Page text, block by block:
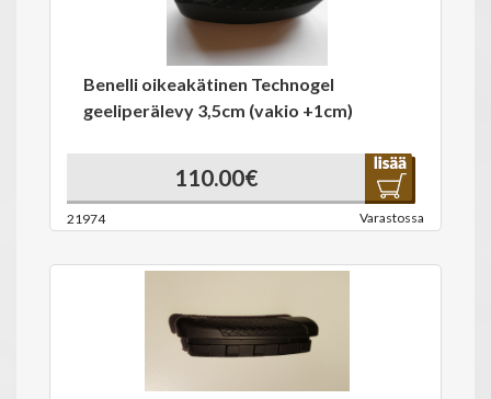
Benelli oikeakätinen Technogel
geeliperälevy 3,5cm (vakio +1cm)
110.00€
21974 Varastossa